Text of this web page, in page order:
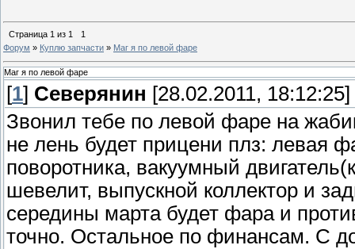
Страница 1 из 1
1
Форум » Куплю запчасти » Маг я по левой фаре
Маг я по левой фаре
[1] Северянин [28.02.2011, 18:12:25]
Звонил тебе по левой фаре на
не лень будет прицени плз: левая
поворотника, вакуумный
шевелит, выпускной коллектор и
середины марта будет фара и
точно. Остальное по финансам. С